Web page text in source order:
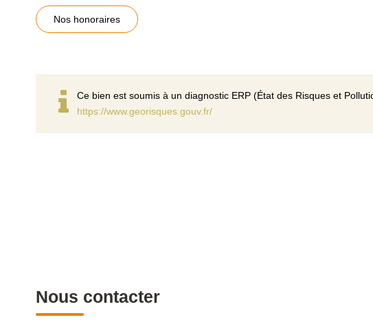
Nos honoraires
Ce bien est soumis à un diagnostic ERP (État des Risques et
https://www.georisques.gouv.fr/
Nous contacter